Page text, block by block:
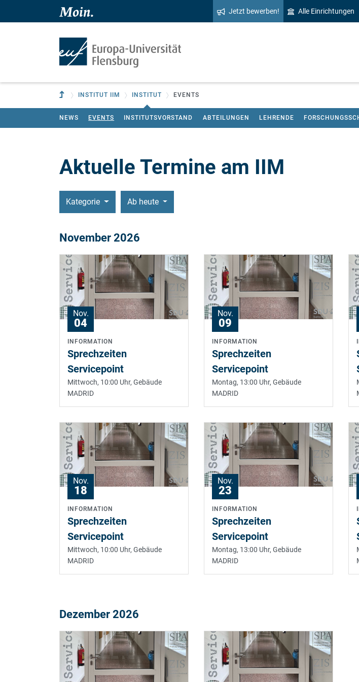
Zum Hauptinhalt springen
Zur Navigation springen
Jetzt bewerben! Alle Einrichtungen
Zur übergeordneten Einrichtung
INSTITUT IIM INSTITUT EVENTS
NEWS EVENTS INSTITUTSVORSTAND ABTEILUNGEN LEHRENDE
Aktuelle Termine am IIM
Kategorie Ab heute
November 2026
Nov.
04
INFORMATION
Sprechzeiten
Servicepoint
Mittwoch, 10:00 Uhr, Gebäude
MADRID
Nov.
09
INFORMATION
Sprechzeiten
Servicepoint
Montag, 13:00 Uhr, Gebäude
MADRID
Nov.
18
INFORMATION
Sprechzeiten
Servicepoint
Mittwoch, 10:00 Uhr, Gebäude
MADRID
Nov.
23
INFORMATION
Sprechzeiten
Servicepoint
Montag, 13:00 Uhr, Gebäude
MADRID
Dezember 2026